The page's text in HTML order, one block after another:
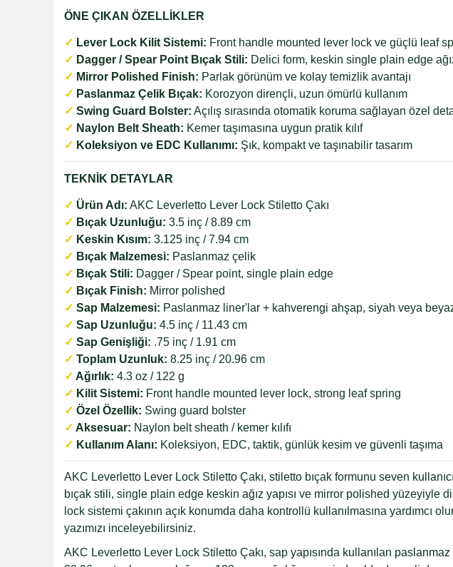
ÖNE ÇIKAN ÖZELLİKLER
✓ Lever Lock Kilit Sistemi: Front handle mounted lever lock ve güçlü leaf
✓ Dagger / Spear Point Bıçak Stili: Delici form, keskin single plain edge
✓ Mirror Polished Finish: Parlak görünüm ve kolay temizlik avantajı
✓ Paslanmaz Çelik Bıçak: Korozyon dirençli, uzun ömürlü kullanım
✓ Swing Guard Bolster: Açılış sırasında otomatik koruma sağlayan özel
✓ Naylon Belt Sheath: Kemer taşımasına uygun pratik kılıf
✓ Koleksiyon ve EDC Kullanımı: Şık, kompakt ve taşınabilir tasarım
TEKNİK DETAYLAR
✓ Ürün Adı: AKC Leverletto Lever Lock Stiletto Çakı
✓ Bıçak Uzunluğu: 3.5 inç / 8.89 cm
✓ Keskin Kısım: 3.125 inç / 7.94 cm
✓ Bıçak Malzemesi: Paslanmaz çelik
✓ Bıçak Stili: Dagger / Spear point, single plain edge
✓ Bıçak Finish: Mirror polished
✓ Sap Malzemesi: Paslanmaz liner'lar + kahverengi ahşap, siyah veya
✓ Sap Uzunluğu: 4.5 inç / 11.43 cm
✓ Sap Genişliği: .75 inç / 1.91 cm
✓ Toplam Uzunluk: 8.25 inç / 20.96 cm
✓ Ağırlık: 4.3 oz / 122 g
✓ Kilit Sistemi: Front handle mounted lever lock, strong leaf spring
✓ Özel Özellik: Swing guard bolster
✓ Aksesuar: Naylon belt sheath / kemer kılıfı
✓ Kullanım Alanı: Koleksiyon, EDC, taktik, günlük kesim ve güvenli taşıma
AKC Leverletto Lever Lock Stiletto Çakı, stiletto bıçak formunu seven
bıçak stili, single plain edge keskin ağız yapısı ve mirror polished
lock sistemi çakının açık konumda daha kontrollü kullanılmasına yardımcı
yazımızı inceleyebilirsiniz.
AKC Leverletto Lever Lock Stiletto Çakı, sap yapısında kullanılan